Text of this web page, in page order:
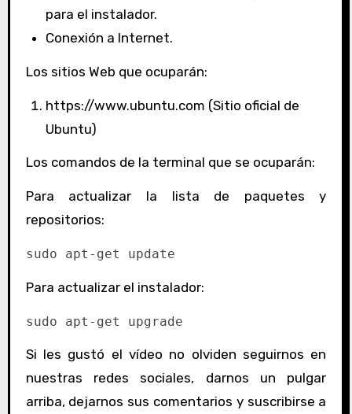
para el instalador.
Conexión a Internet.
Los sitios Web que ocuparán:
https://www.ubuntu.com (Sitio oficial de
Ubuntu)
Los comandos de la terminal que se ocuparán:
Para actualizar la lista de paquetes y
repositorios:
sudo apt-get update
Para actualizar el instalador:
sudo apt-get upgrade
Si les gustó el vídeo no olviden seguirnos en
nuestras redes sociales, darnos un pulgar
arriba, dejarnos sus comentarios y suscribirse a